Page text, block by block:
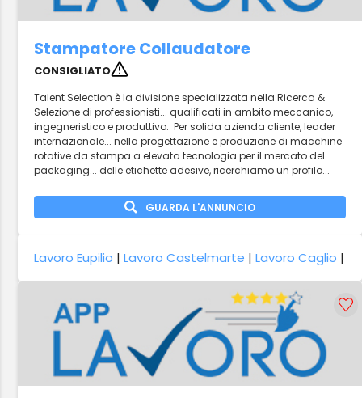
Stampatore Collaudatore
CONSIGLIATO
Talent Selection è la divisione specializzata nella Ricerca &
Selezione di professionisti... qualificati in ambito meccanico,
ingegneristico e produttivo. Per solida azienda cliente, leader
internazionale... nella progettazione e produzione di macchine
rotative da stampa a elevata tecnologia per il mercato del
packaging... delle etichette adesive, ricerchiamo un profilo...
GUARDA L'ANNUNCIO
Lavoro Eupilio |Lavoro Castelmarte |Lavoro Caglio |